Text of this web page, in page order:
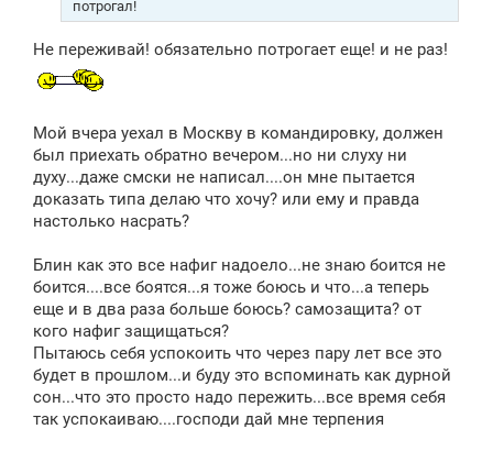
потрогал!
Не переживай! обязательно потрогает еще! и не раз!
Мой вчера уехал в Москву в командировку, должен
был приехать обратно вечером...но ни слуху ни
духу...даже смски не написал....он мне пытается
доказать типа делаю что хочу? или ему и правда
настолько насрать?
Блин как это все нафиг надоело...не знаю боится не
боится....все боятся...я тоже боюсь и что...а теперь
еще и в два раза больше боюсь? самозащита? от
кого нафиг защищаться?
Пытаюсь себя успокоить что через пару лет все это
будет в прошлом...и буду это вспоминать как дурной
сон...что это просто надо пережить...все время себя
так успокаиваю....господи дай мне терпения